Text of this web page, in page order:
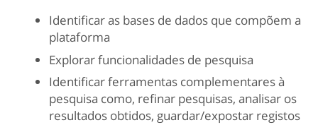
Identificar as bases de dados que compõem a
plataforma
Explorar funcionalidades de pesquisa
Identificar ferramentas complementares à
pesquisa como, refinar pesquisas, analisar os
resultados obtidos, guardar/expostar registos